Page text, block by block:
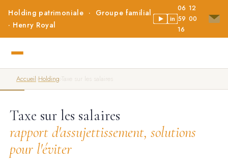
Holding patrimoniale · Groupe familial
· Henry Royal
in
06 12
59 00
16
Accueil Holding Taxe sur les salaires
Taxe sur les salaires
rapport d'assujettissement, solutions
pour l'éviter